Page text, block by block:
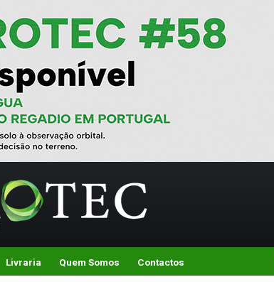
Livraria Quem Somos Contactos